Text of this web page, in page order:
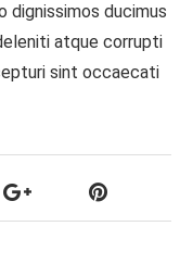
dignissimos ducimus
atque corrupti
sint occaecati